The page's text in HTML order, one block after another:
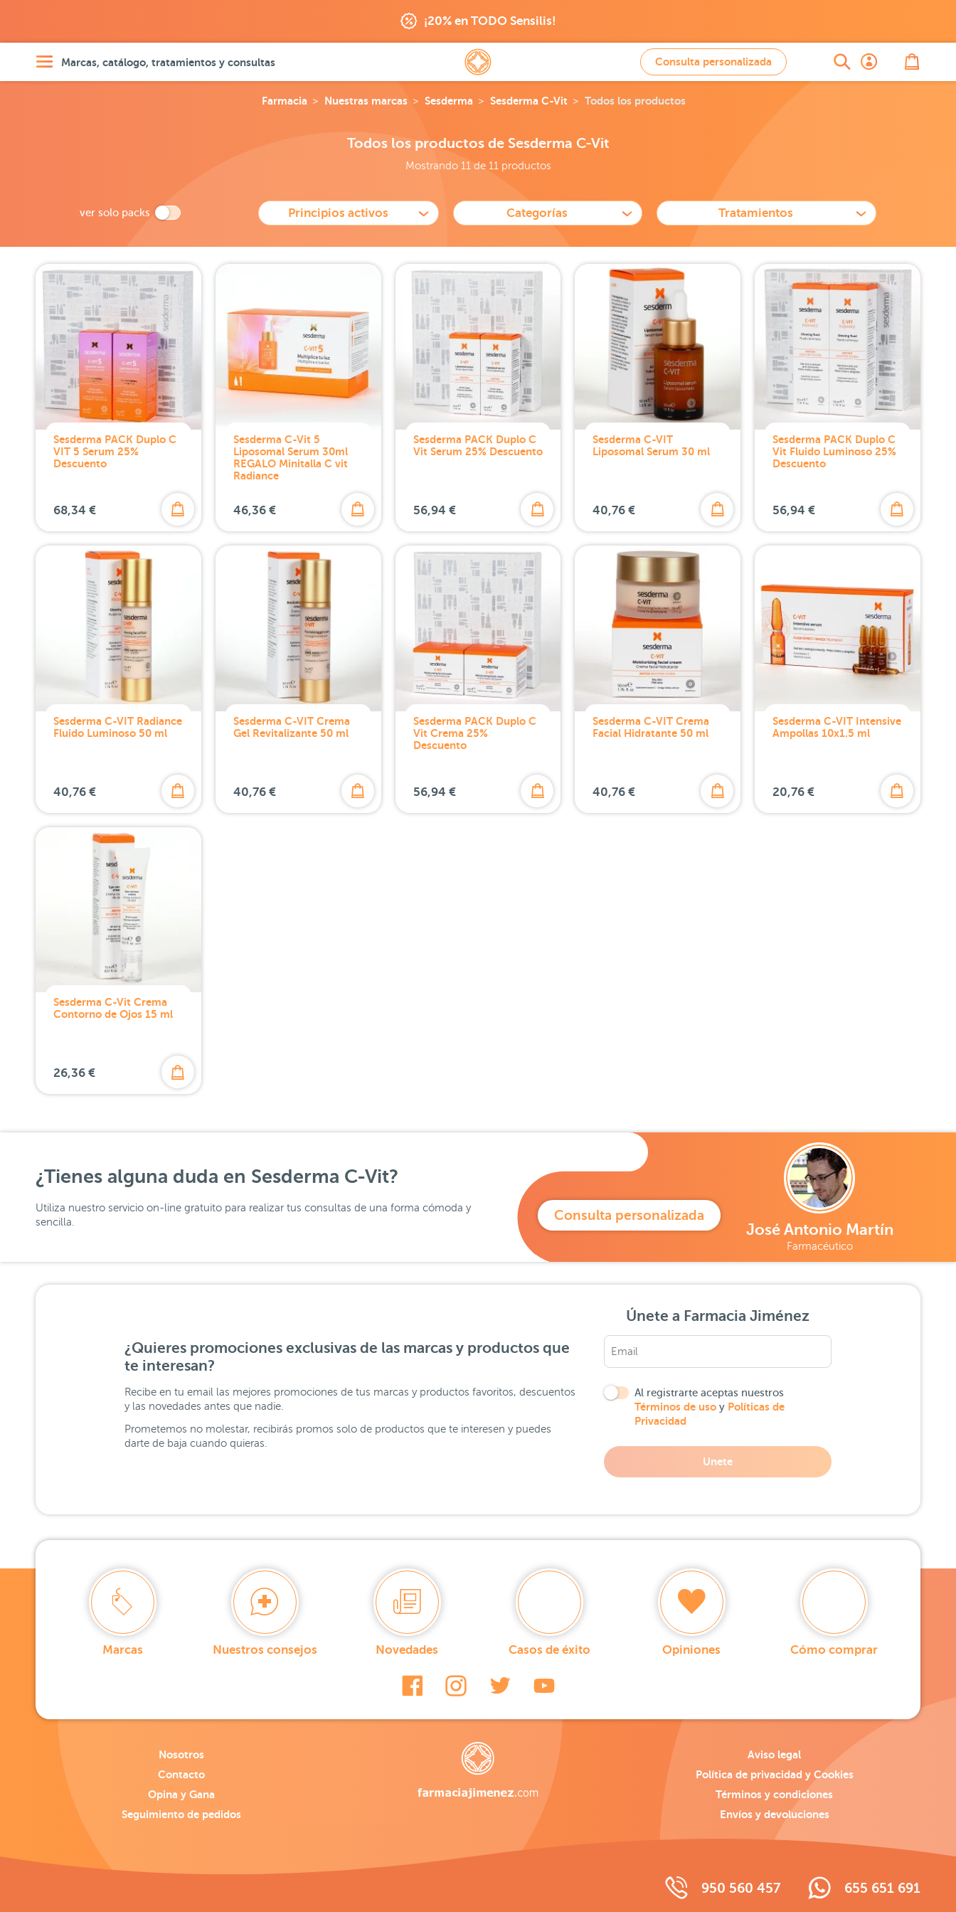
¡20% en TODO Sensilis!
Marcas, catálogo, tratamientos y consultas Consulta personalizada
Farmacia Nuestras marcas Sesderma Sesderma C-Vit Todos los productos
Todos los productos de Sesderma C-Vit
Mostrando 11 de 11 productos
ver solo packs
Sesderma PACK Duplo C
VIT 5 Serum 25%
Descuento
68,34 €
Sesderma C-Vit 5
Liposomal Serum 30ml
REGALO Minitalla C vit
Radiance
46,36 €
Sesderma PACK Duplo C
Vit Serum 25% Descuento
56,94 €
Sesderma C-VIT
Liposomal Serum 30 ml
40,76 €
Sesderma PACK Duplo C
Vit Fluido Luminoso 25%
Descuento
56,94 €
Sesderma C-VIT Radiance
Fluido Luminoso 50 ml
40,76 €
Sesderma C-VIT Crema
Gel Revitalizante 50 ml
40,76 €
Sesderma PACK Duplo C
Vit Crema 25%
Descuento
56,94 €
Sesderma C-VIT Crema
Facial Hidratante 50 ml
40,76 €
Sesderma C-VIT Intensive
Ampollas 10x1.5 ml
20,76 €
Sesderma C-Vit Crema
Contorno de Ojos 15 ml
26,36 €
¿Tienes alguna duda en Sesderma C-Vit?
Utiliza nuestro servicio on-line gratuito para realizar tus consultas de una forma cómoda y
sencilla.
Consulta personalizada
José Antonio Martín
Farmacéutico
¿Quieres promociones exclusivas de las marcas y productos que
te interesan?
Recibe en tu email las mejores promociones de tus marcas y productos favoritos, descuentos
y las novedades antes que nadie.
Prometemos no molestar, recibirás promos solo de productos que te interesen y puedes
darte de baja cuando quieras.
Únete a Farmacia Jiménez
Al registrarte aceptas nuestros
Términos de uso y Políticas de
Privacidad
Unete
Marcas Nuestros consejos Novedades Casos de éxito Opiniones Cómo comprar
Nosotros
Contacto
Opina y Gana
Seguimiento de pedidos
Aviso legal
Política de privacidad y Cookies
Términos y condiciones
Envíos y devoluciones
950 560 457 655 651 691